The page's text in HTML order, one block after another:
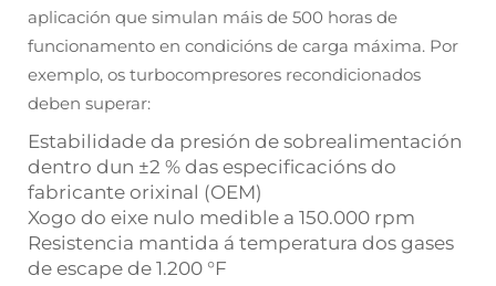
aplicación que simulan máis de 500 horas de
funcionamento en condicións de carga máxima. Por
exemplo, os turbocompresores recondicionados
deben superar:
Estabilidade da presión de sobrealimentación
dentro dun ±2 % das especificacións do
fabricante orixinal (OEM)
Xogo do eixe nulo medible a 150.000 rpm
Resistencia mantida á temperatura dos gases
de escape de 1.200 °F